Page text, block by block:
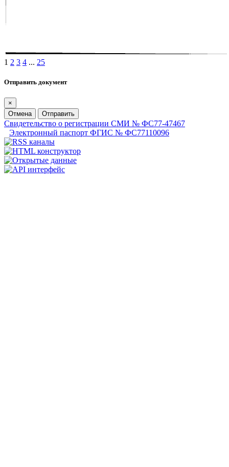
1 2 3 4 ... 25
Отправить документ
×
Отмена
Отправить
Свидетельство о регистрации СМИ № ФС77-47467
Электронный паспорт ФГИС № ФС77110096